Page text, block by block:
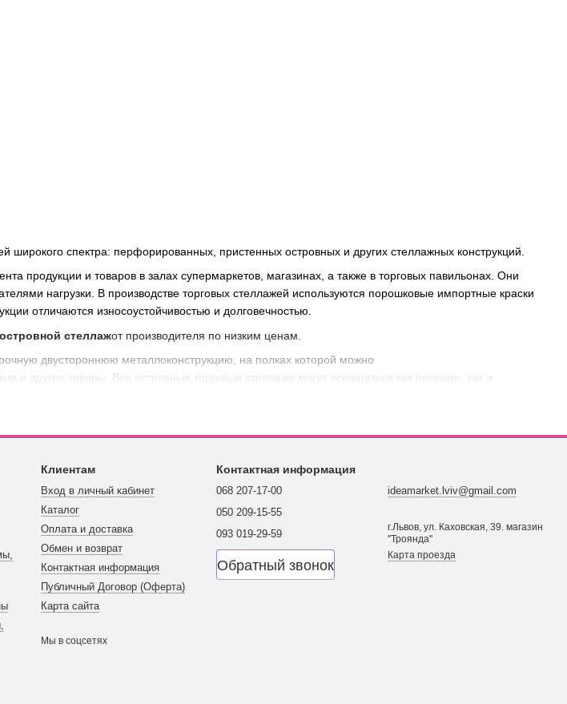
спектра: перфорированных, пристенных островных и других стеллажных конструкций.
продукции и товаров в залах супермаркетов, магазинах, а также в торговых павильонах. Они
нагрузки. В производстве торговых стеллажей используются порошковые импортные краски
отличаются износоустойчивостью и долговечностью.
стеллажот производителя по низким ценам.
двустороннюю металлоконструкцию, на полках которой можно
и другие товары. Все островные торговые стеллажи могут оснащаться как полками, так и
котором его будут устраивать и функциональные возможности и цена металлического стеллажа.
Клиентам
Вход в личный кабинет
Каталог
Оплата и доставка
Обмен и возврат
Контактная информация
Публичный Договор (Оферта)
Карта сайта
Мы в соцсетях
Контактная информация
068 207-17-00
050 209-15-55
093 019-29-59
Обратный звонок
ideamarket.lviv@gmail.com
г.Львов, ул. Каховская, 39. магазин
''Троянда''
Карта проезда